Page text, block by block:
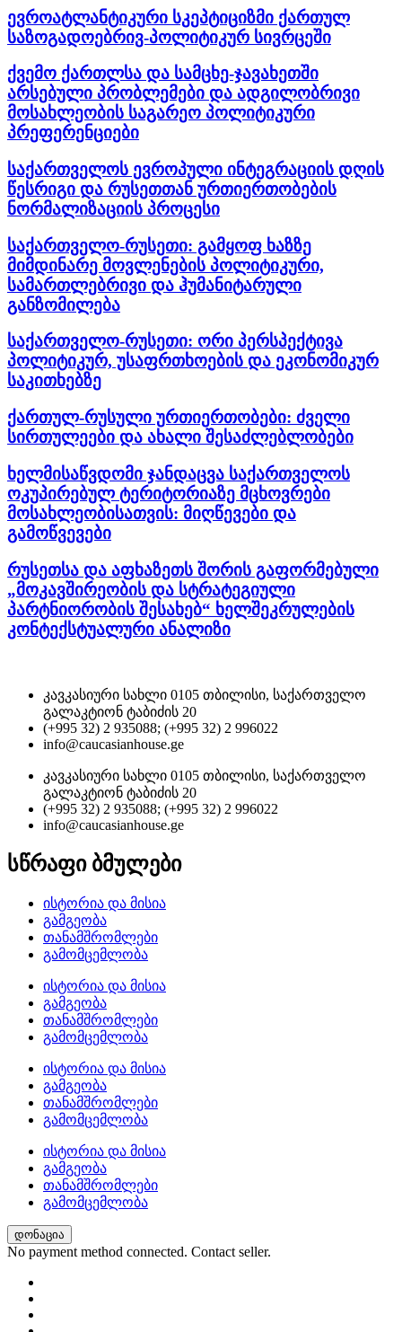
ევროატლანტიკური სკეპტიციზმი ქართულ
საზოგადოებრივ-პოლიტიკურ სივრცეში
ქვემო ქართლსა და სამცხე-ჯავახეთში
არსებული პრობლემები და ადგილობრივი
მოსახლეობის საგარეო პოლიტიკური
პრეფერენციები
საქართველოს ევროპული ინტეგრაციის დღის
წესრიგი და რუსეთთან ურთიერთობების
ნორმალიზაციის პროცესი
საქართველო-რუსეთი: გამყოფ ხაზზე
მიმდინარე მოვლენების პოლიტიკური,
სამართლებრივი და ჰუმანიტარული
განზომილება
საქართველო-რუსეთი: ორი პერსპექტივა
პოლიტიკურ, უსაფრთხოების და ეკონომიკურ
საკითხებზე
ქართულ-რუსული ურთიერთობები: ძველი
სირთულეები და ახალი შესაძლებლობები
ხელმისაწვდომი ჯანდაცვა საქართველოს
ოკუპირებულ ტერიტორიაზე მცხოვრები
მოსახლეობისათვის: მიღწევები და
გამოწვევები
რუსეთსა და აფხაზეთს შორის გაფორმებული
„მოკავშირეობის და სტრატეგიული
პარტნიორობის შესახებ“ ხელშეკრულების
კონტექსტუალური ანალიზი
კავკასიური სახლი 0105 თბილისი, საქართველო
გალაკტიონ ტაბიძის 20
(+995 32) 2 935088; (+995 32) 2 996022
info@caucasianhouse.ge
კავკასიური სახლი 0105 თბილისი, საქართველო
გალაკტიონ ტაბიძის 20
(+995 32) 2 935088; (+995 32) 2 996022
info@caucasianhouse.ge
სწრაფი ბმულები
ისტორია და მისია
გამგეობა
თანამშრომლები
გამომცემლობა
ისტორია და მისია
გამგეობა
თანამშრომლები
გამომცემლობა
ისტორია და მისია
გამგეობა
თანამშრომლები
გამომცემლობა
ისტორია და მისია
გამგეობა
თანამშრომლები
გამომცემლობა
დონაცია
No payment method connected. Contact seller.